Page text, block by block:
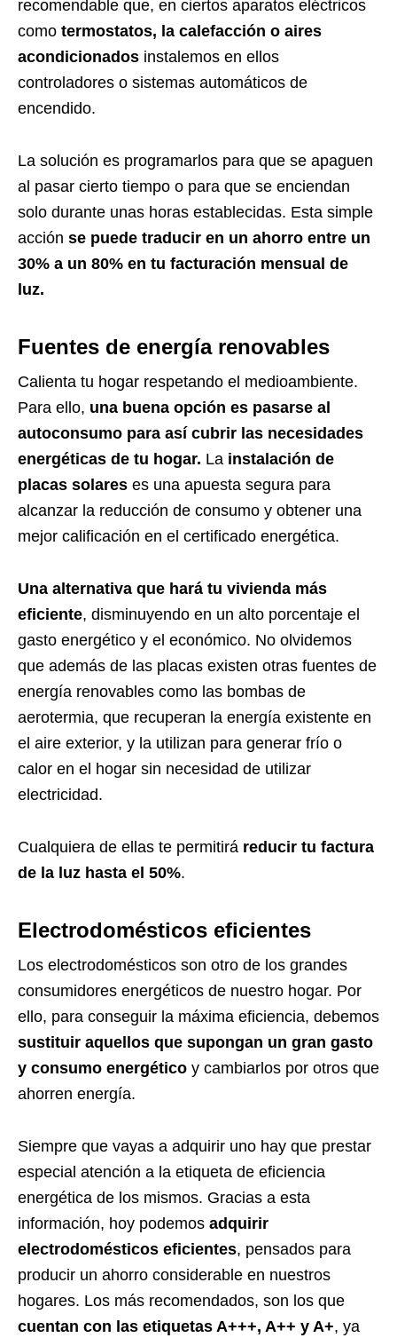
recomendable que, en ciertos aparatos eléctricos
como termostatos, la calefacción o aires
acondicionados instalemos en ellos
controladores o sistemas automáticos de
encendido.
La solución es programarlos para que se apaguen
al pasar cierto tiempo o para que se enciendan
solo durante unas horas establecidas. Esta simple
acción se puede traducir en un ahorro entre un
30% a un 80% en tu facturación mensual de
luz.
Fuentes de energía renovables
Calienta tu hogar respetando el medioambiente.
Para ello, una buena opción es pasarse al
autoconsumo para así cubrir las necesidades
energéticas de tu hogar. La instalación de
placas solares es una apuesta segura para
alcanzar la reducción de consumo y obtener una
mejor calificación en el certificado energética.
Una alternativa que hará tu vivienda más
eficiente, disminuyendo en un alto porcentaje el
gasto energético y el económico. No olvidemos
que además de las placas existen otras fuentes de
energía renovables como las bombas de
aerotermia, que recuperan la energía existente en
el aire exterior, y la utilizan para generar frío o
calor en el hogar sin necesidad de utilizar
electricidad.
Cualquiera de ellas te permitirá reducir tu factura
de la luz hasta el 50%.
Electrodomésticos eficientes
Los electrodomésticos son otro de los grandes
consumidores energéticos de nuestro hogar. Por
ello, para conseguir la máxima eficiencia, debemos
sustituir aquellos que supongan un gran gasto
y consumo energético y cambiarlos por otros que
ahorren energía.
Siempre que vayas a adquirir uno hay que prestar
especial atención a la etiqueta de eficiencia
energética de los mismos. Gracias a esta
información, hoy podemos adquirir
electrodomésticos eficientes, pensados para
producir un ahorro considerable en nuestros
hogares. Los más recomendados, son los que
cuentan con las etiquetas A+++, A++ y A+, ya